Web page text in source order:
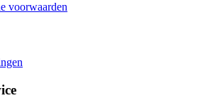
voorwaarden